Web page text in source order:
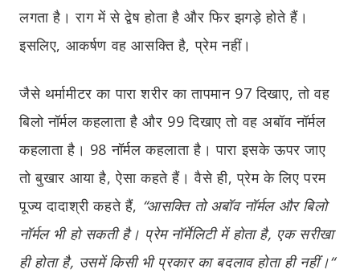
लगता है। राग में से द्वेष होता है और फिर झगड़े होते हैं।
इसलिए, आकर्षण वह आसक्ति है, प्रेम नहीं।
जैसे थर्मामीटर का पारा शरीर का तापमान 97 दिखाए, तो वह
बिलो नॉर्मल कहलाता है और 99 दिखाए तो वह अबॉव नॉर्मल
कहलाता है। 98 नॉर्मल कहलाता है। पारा इसके ऊपर जाए
तो बुखार आया है, ऐसा कहते हैं। वैसे ही, प्रेम के लिए परम
पूज्य दादाश्री कहते हैं, “आसक्ति तो अबॉव नॉर्मल और बिलो
नॉर्मल भी हो सकती है। प्रेम नॉर्मेलिटी में होता है, एक सरीखा
ही होता है, उसमें किसी भी प्रकार का बदलाव होता ही नहीं।“